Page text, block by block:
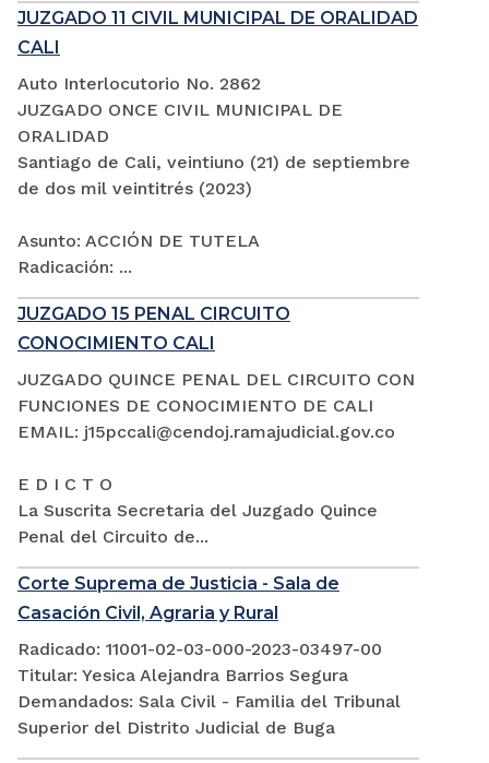
JUZGADO 11 CIVIL MUNICIPAL DE ORALIDAD
CALI
Auto Interlocutorio No. 2862
JUZGADO ONCE CIVIL MUNICIPAL DE
ORALIDAD
Santiago de Cali, veintiuno (21) de septiembre
de dos mil veintitrés (2023)
Asunto: ACCIÓN DE TUTELA
Radicación: ...
JUZGADO 15 PENAL CIRCUITO
CONOCIMIENTO CALI
JUZGADO QUINCE PENAL DEL CIRCUITO CON
FUNCIONES DE CONOCIMIENTO DE CALI
EMAIL: j15pccali@cendoj.ramajudicial.gov.co
E D I C T O
La Suscrita Secretaria del Juzgado Quince
Penal del Circuito de...
Corte Suprema de Justicia - Sala de
Casación Civil, Agraria y Rural
Radicado: 11001-02-03-000-2023-03497-00
Titular: Yesica Alejandra Barrios Segura
Demandados: Sala Civil - Familia del Tribunal
Superior del Distrito Judicial de Buga